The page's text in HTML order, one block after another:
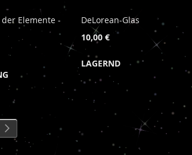
Elemente -
DeLorean-Glas
10,00 €
LAGERND